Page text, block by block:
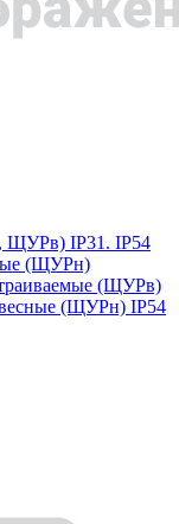
ЩУРв) IP31. IP54
(ЩУРн)
(ЩУРв)
(ЩУРн) IP54